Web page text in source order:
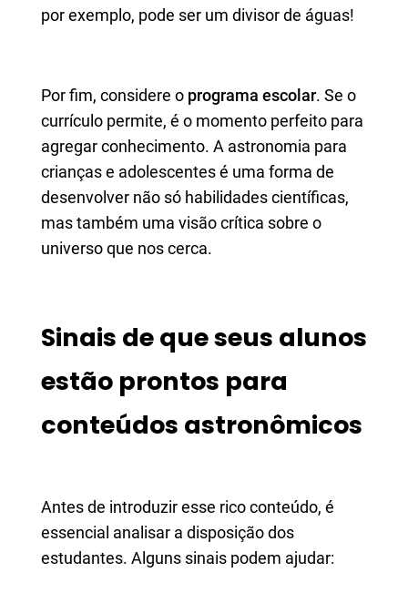
por exemplo, pode ser um divisor de águas!
Por fim, considere o programa escolar. Se o
currículo permite, é o momento perfeito para
agregar conhecimento. A astronomia para
crianças e adolescentes é uma forma de
desenvolver não só habilidades científicas,
mas também uma visão crítica sobre o
universo que nos cerca.
Sinais de que seus alunos
estão prontos para
conteúdos astronômicos
Antes de introduzir esse rico conteúdo, é
essencial analisar a disposição dos
estudantes. Alguns sinais podem ajudar: